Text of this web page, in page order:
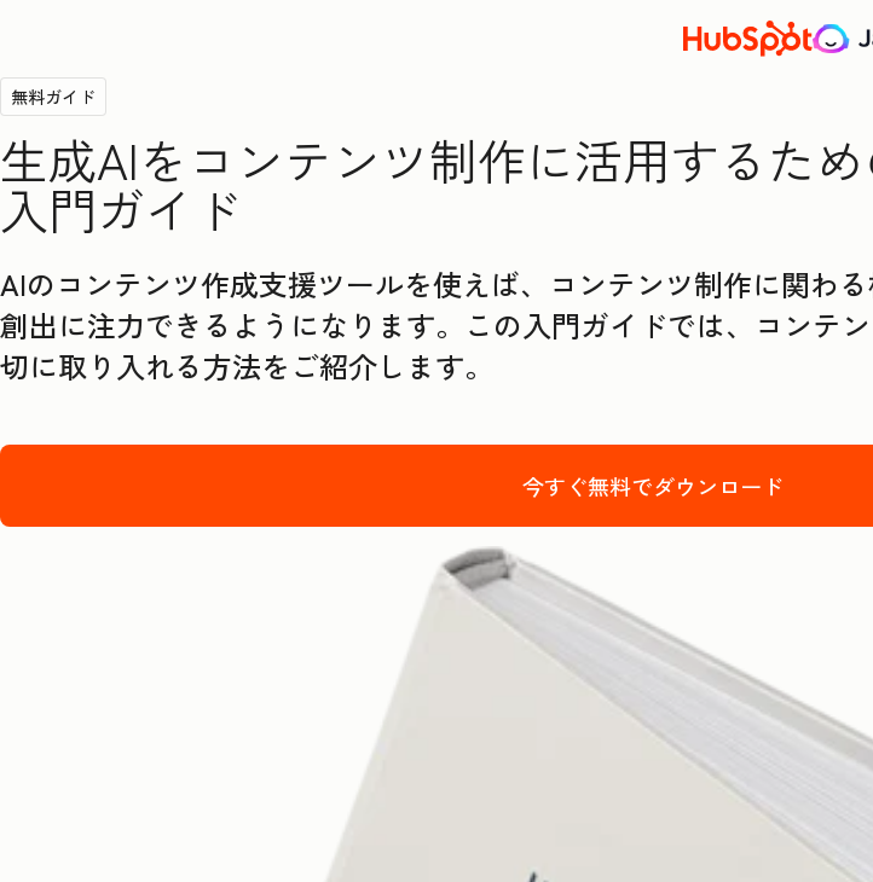
無料ガイド
生成AIをコンテンツ制作に活用するた
入門ガイド
AIのコンテンツ作成支援ツールを使えば、コンテンツ制作に関わ
創出に注力できるようになります。この入門ガイドでは、コンテ
切に取り入れる方法をご紹介します。
今すぐ無料でダウンロード